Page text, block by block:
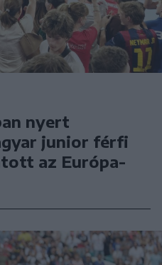
nyert
junior férfi
az Európa-